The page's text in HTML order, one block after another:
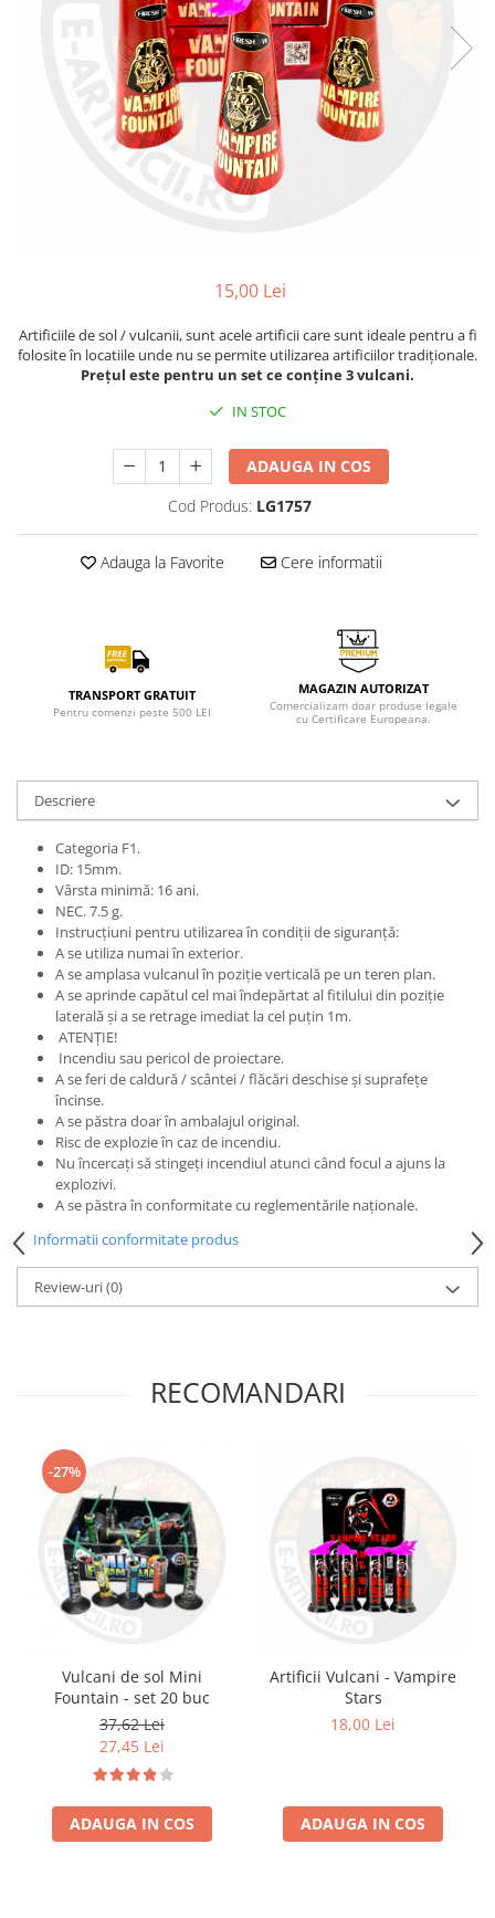
15,00 Lei
Artificiile de sol / vulcanii, sunt acele artificii care sunt ideale pentru a fi
folosite în locatiile unde nu se permite utilizarea artificiilor tradiționale.
Prețul este pentru un set ce conține 3 vulcani.
IN STOC
ADAUGA IN COS
Cod Produs: LG1757
Adauga la Favorite Cere informatii
TRANSPORT GRATUIT
Pentru comenzi peste 500 LEI
MAGAZIN AUTORIZAT
Comercializam doar produse legale
cu Certificare Europeana.
Descriere
Categoria F1.
ID: 15mm.
Vârsta minimă: 16 ani.
NEC. 7.5 g.
Instrucțiuni pentru utilizarea în condiții de siguranță:
A se utiliza numai în exterior.
A se amplasa vulcanul în poziție verticală pe un teren plan.
A se aprinde capătul cel mai îndepărtat al fitilului din poziție
laterală și a se retrage imediat la cel puțin 1m.
ATENȚIE!
Incendiu sau pericol de proiectare.
A se feri de caldură / scântei / flăcări deschise și suprafețe
încinse.
A se păstra doar în ambalajul original.
Risc de explozie în caz de incendiu.
Nu încercați să stingeți incendiul atunci când focul a ajuns la
explozivi.
A se păstra în conformitate cu reglementările naționale.
Informatii conformitate produs
Review-uri(0)
RECOMANDARI
-27%
Vulcani de sol Mini
Fountain - set 20 buc
37,62 Lei
27,45 Lei
ADAUGA IN COS
Artificii Vulcani - Vampire
Stars
18,00 Lei
ADAUGA IN COS